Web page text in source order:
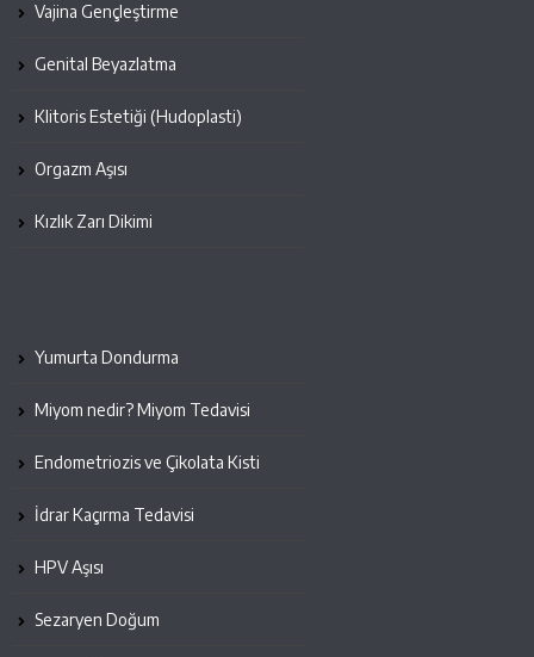
Vajina Gençleştirme
Genital Beyazlatma
Klitoris Estetiği (Hudoplasti)
Orgazm Aşısı
Kızlık Zarı Dikimi
Yumurta Dondurma
Miyom nedir? Miyom Tedavisi
Endometriozis ve Çikolata Kisti
İdrar Kaçırma Tedavisi
HPV Aşısı
Sezaryen Doğum